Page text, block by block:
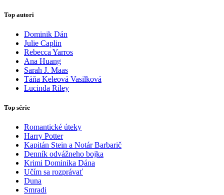
Top autori
Dominik Dán
Julie Caplin
Rebecca Yarros
Ana Huang
Sarah J. Maas
Táňa Keleová Vasilková
Lucinda Riley
Top série
Romantické úteky
Harry Potter
Kapitán Stein a Notár Barbarič
Denník odvážneho bojka
Krimi Dominika Dána
Učím sa rozprávať
Duna
Smradi